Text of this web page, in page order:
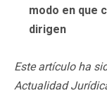
modo en que
dirigen
Este artículo ha
Actualidad